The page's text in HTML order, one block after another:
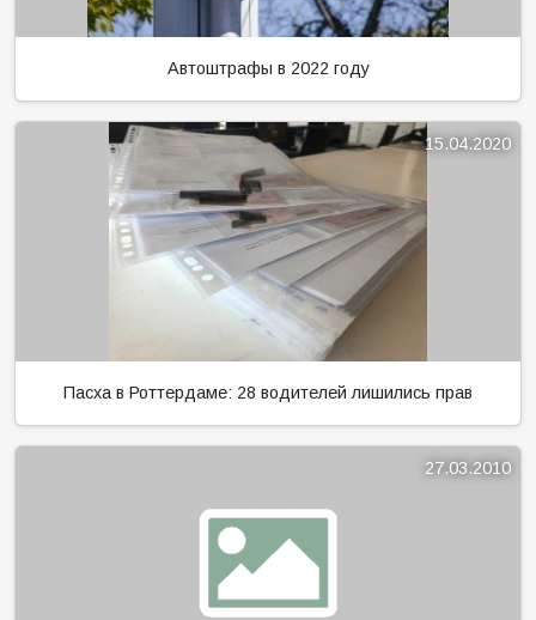
Автоштрафы в 2022 году
15.04.2020
Пасха в Роттердаме: 28 водителей лишились прав
27.03.2010